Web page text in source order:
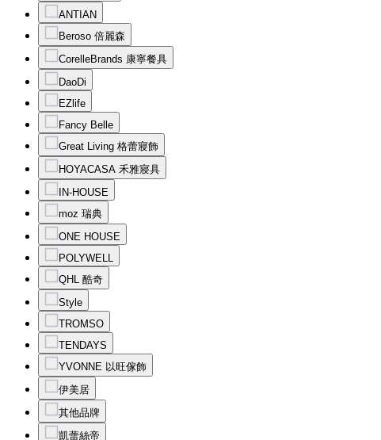
ANTIAN
Beroso 倍麗森
CorelleBrands 康寧餐具
DaoDi
EZlife
Fancy Belle
Great Living 格蕾寢飾
HOYACASA 禾雅寢具
IN-HOUSE
moz 瑞典
ONE HOUSE
POLYWELL
QHL 酷奇
Style
TROMSO
TENDAYS
YVONNE 以旺傢飾
伊美居
其他品牌
凱蕾絲帝